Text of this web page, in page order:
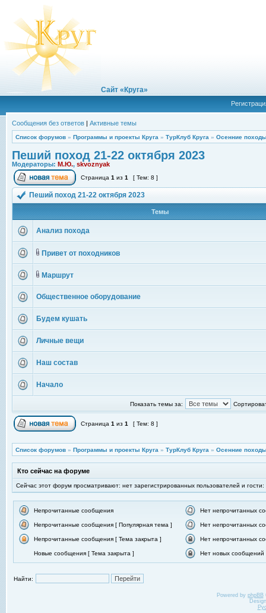
Сайт «Круга»
Сообщения без ответов | Активные темы
Список форумов » Программы и проекты Круга » ТурКлуб Круга » Осенние
Пеший поход 21-22 октября 2023
Модераторы: М.Ю., skvoznyak
Страница 1 из 1 [ Тем: 8 ]
Пеший поход 21-22 октября 2023
Темы
Анализ похода
Привет от походников
Маршрут
Общественное оборудование
Будем кушать
Личные вещи
Наш состав
Начало
Показать темы за:
Страница 1 из 1 [ Тем: 8 ]
Список форумов » Программы и проекты Круга » ТурКлуб Круга » Осенние
Кто сейчас на форуме
Сейчас этот форум просматривают: нет зарегистрированных пользователей и гости:
Непрочитанные сообщения Нет непрочитанных
Непрочитанные сообщения [ Популярная тема ] Нет непрочитанных
Непрочитанные сообщения [ Тема закрыта ] Нет непрочитанных
Новые сообщения [ Тема закрыта ] Нет новых сообщений
Найти:
Powered by phpBB